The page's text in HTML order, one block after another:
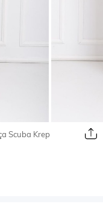
Scuba Krep